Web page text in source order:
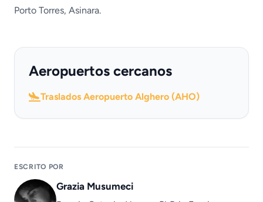
Porto Torres, Asinara.
Aeropuertos cercanos
Traslados Aeropuerto Alghero (AHO)
ESCRITO POR
Grazia Musumeci